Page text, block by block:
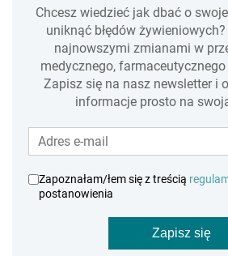
Chcesz wiedzieć jak dbać o
uniknąć błędów
najnowszymi zmianami w
medycznego,
Zapisz się na nasz newsletter i
informacje prosto na
Zapoznałam/łem się z treścią
postanowienia
Zapisz się